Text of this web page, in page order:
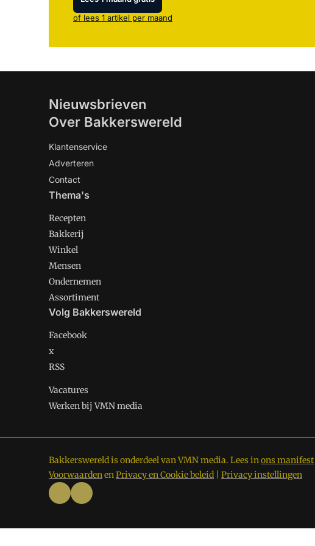
of lees 1 artikel per maand
Nieuwsbrieven
Over Bakkerswereld
Klantenservice
Adverteren
Contact
Thema's
Recepten
Bakkerij
Winkel
Mensen
Ondernemen
Assortiment
Volg Bakkerswereld
Facebook
x
RSS
Vacatures
Werken bij VMN media
Bakkerswereld is onderdeel van VMN media. Lees inons manifest
VoorwaardenenPrivacy en Cookie beleid Privacy instellingen